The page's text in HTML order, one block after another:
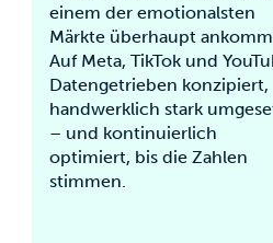
einem der emotionalsten
Märkte überhaupt
Auf Meta, TikTok und
Datengetrieben konzipiert,
handwerklich stark
– und kontinuierlich
optimiert, bis die Zahlen
stimmen.